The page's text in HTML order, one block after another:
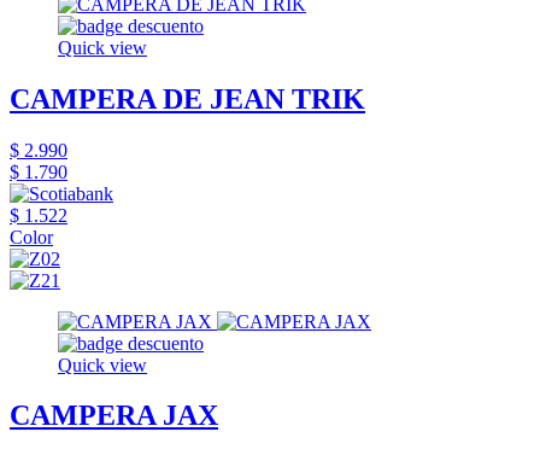
Quick view
CAMPERA DE JEAN TRIK
$ 2.990
$ 1.790
$ 1.522
Color
Quick view
CAMPERA JAX